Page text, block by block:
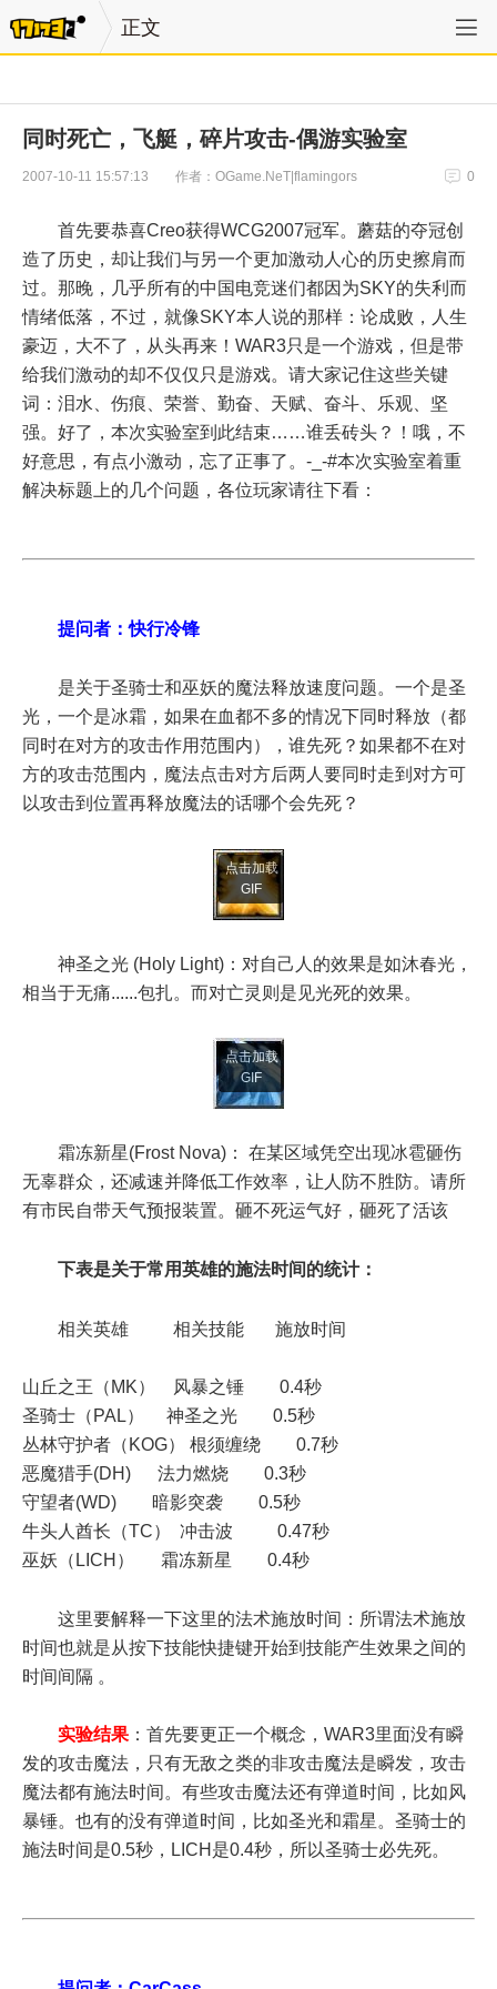
正文
同时死亡，飞艇，碎片攻击-偶游实验室
2007-10-11 15:57:13 作者：OGame.NeT|flamingors 0
首先要恭喜Creo获得WCG2007冠军。蘑菇的夺冠创
造了历史，却让我们与另一个更加激动人心的历史擦肩而
过。那晚，几乎所有的中国电竞迷们都因为SKY的失利而
情绪低落，不过，就像SKY本人说的那样：论成败，人生
豪迈，大不了，从头再来！WAR3只是一个游戏，但是带
给我们激动的却不仅仅只是游戏。请大家记住这些关键
词：泪水、伤痕、荣誉、勤奋、天赋、奋斗、乐观、坚
强。好了，本次实验室到此结束……谁丢砖头？！哦，不
好意思，有点小激动，忘了正事了。-_-#本次实验室着重
解决标题上的几个问题，各位玩家请往下看：
提问者：快行冷锋
是关于圣骑士和巫妖的魔法释放速度问题。一个是圣
光，一个是冰霜，如果在血都不多的情况下同时释放（都
同时在对方的攻击作用范围内），谁先死？如果都不在对
方的攻击范围内，魔法点击对方后两人要同时走到对方可
以攻击到位置再释放魔法的话哪个会先死？
点击加载
GIF
神圣之光 (Holy Light)：对自己人的效果是如沐春光，
相当于无痛......包扎。而对亡灵则是见光死的效果。
点击加载
GIF
霜冻新星(Frost Nova)： 在某区域凭空出现冰雹砸伤
无辜群众，还减速并降低工作效率，让人防不胜防。请所
有市民自带天气预报装置。砸不死运气好，砸死了活该
下表是关于常用英雄的施法时间的统计：
相关英雄 相关技能 施放时间
山丘之王（MK） 风暴之锤 0.4秒
圣骑士（PAL） 神圣之光 0.5秒
丛林守护者（KOG） 根须缠绕 0.7秒
恶魔猎手(DH) 法力燃烧 0.3秒
守望者(WD) 暗影突袭 0.5秒
牛头人酋长（TC） 冲击波 0.47秒
巫妖（LICH） 霜冻新星 0.4秒
这里要解释一下这里的法术施放时间：所谓法术施放
时间也就是从按下技能快捷键开始到技能产生效果之间的
时间间隔 。
实验结果 ：首先要更正一个概念，WAR3里面没有瞬
发的攻击魔法，只有无敌之类的非攻击魔法是瞬发，攻击
魔法都有施法时间。有些攻击魔法还有弹道时间，比如风
暴锤。也有的没有弹道时间，比如圣光和霜星。圣骑士的
施法时间是0.5秒，LICH是0.4秒，所以圣骑士必先死。